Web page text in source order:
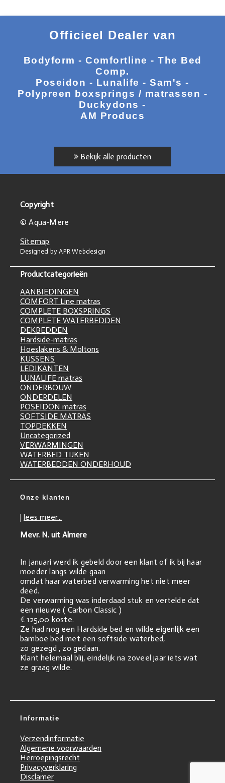
Officieel Dealer van
Bodyform - Comfortline - The Bed
Comp.
Poseidon - Lunalife - Sam's -
Polypreen boxsprings / matrassen -
Duckydons -
AM Producs
Bekijk alle producten
Copyright
© Aqua-Mere
Sitemap
Designed by APR Webdesign
Productcategorieën
AANBIEDINGEN
COMFORT Line matras
COMPLETE BOXSPRINGS
COMPLETE WATERBEDDEN
DEKBEDDEN
Hardside-matras
Hoeslakens & Moltons
KUSSENS
LEDIKANTEN
LUNALIFE matras
ONDERBOUW
ONDERDELEN
POSEIDON matras
SOFTSIDE MATRAS
TOPDEKKEN
Uncategorized
VERWARMINGEN
WATERBED TIJKEN
WATERBEDDEN ONDERHOUD
Onze klanten
| lees meer...
Mevr. N. uit Almere
In januari werd ik gebeld door een klant of ik bij haar
moeder langs wilde gaan
omdat haar waterbed verwarming het niet meer
deed.
De verwarming was inderdaad stuk en vertelde dat
een nieuwe ( Carbon Classic )
€ 125,00 koste.
Ze had nog een Hardside bed en wilde eigenlijk een
bamboe bed met een softside waterbed,
zo gezegd , zo gedaan.
Klant helemaal blij, eindelijk na zoveel jaar iets wat
ze graag wilde.
Informatie
Verzendinformatie
Algemene voorwaarden
Herroepingsrecht
Privacyverklaring
Disclamer